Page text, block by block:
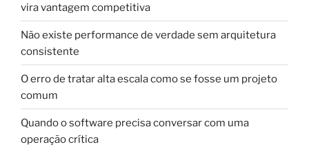
vira vantagem competitiva
Não existe performance de verdade sem arquitetura
consistente
O erro de tratar alta escala como se fosse um projeto
comum
Quando o software precisa conversar com uma
operação crítica